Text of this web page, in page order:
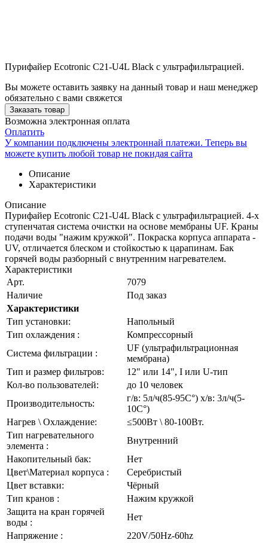
Пурифайер Ecotronic C21-U4L Black с ультрафильтрацией.
Вы можете оставить заявку на данный товар и наш менеджер
обязательно с вами свяжется
Заказать товар
Возможна электронная оплата
Оплатить
У компании подключены электроннай платежи. Теперь вы
можете купить любой товар не покидая сайта
Описание
Характеристики
Описание
Пурифайер Ecotronic C21-U4L Black с ультрафильтрацией. 4-х
ступенчатая система очистки на основе мембраны UF. Краны
подачи воды "нажим кружкой". Покраска корпуса аппарата -
UV, отличается блеском и стойкостью к царапинам. Бак
горячей воды разборный с внутренним нагревателем.
Характеристики
Арт.
7079
Наличие
Под заказ
Характеристики
Тип установки:
Напольный
Тип охлаждения :
Компрессорный
Система фильтрации :
UF (ультрафильтрационная
мембрана)
Тип и размер фильтров:
12" или 14", I или U-тип
Кол-во пользователей:
до 10 человек
Производительность:
г/в: 5л/ч(85-95C°) х/в: 3л/ч(5-
10C°)
Нагрев \ Охлаждение:
≤500Вт \ 80-100Вт.
Тип нагревательного
элемента :
Внутренний
Накопительный бак:
Нет
Цвет\Материал корпуса :
Серебристый
Цвет вставки:
Чёрный
Тип кранов :
Нажим кружкой
Защита на кран горячей
воды :
Нет
Напряжение :
220V/50Hz-60hz